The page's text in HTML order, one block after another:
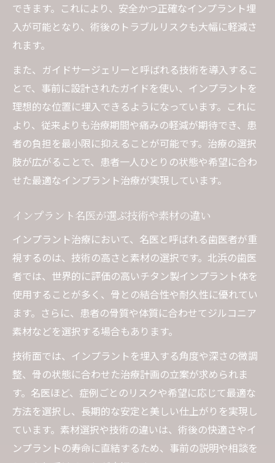
できます。これにより、安全かつ正確なインプラント埋
入が可能となり、術後のトラブルリスクも大幅に軽減さ
れます。
また、ガイドサージェリーと呼ばれる技術を導入するこ
とで、事前に設計されたガイドを使い、インプラントを
理想的な位置に埋入できるようになっています。これに
より、従来よりも治療期間や痛みの軽減が期待でき、患
者の負担を最小限に抑えることが可能です。治療の選択
肢が広がることで、患者一人ひとりの状態や希望に合わ
せた最適なインプラント治療が実現しています。
インプラント名医が選ぶ技術や素材の違い
インプラント治療において、名医と呼ばれる歯医者が重
視するのは、技術の高さと素材の選択です。北浜の歯医
者では、世界的に評価の高いチタン製インプラント体を
使用することが多く、骨との結合性や耐久性に優れてい
ます。さらに、患者の骨質や体質に合わせてジルコニア
素材などを選択する場合もあります。
技術面では、インプラントを埋入する角度や深さの微調
整、骨の状態に合わせた治療計画の立案が求められま
す。名医ほど、症例ごとのリスクや希望に応じて最適な
方法を選択し、長期的な安定と美しい仕上がりを実現し
ています。素材選択や技術の違いは、術後の快適さやイ
ンプラントの寿命に直結するため、事前の説明や相談を